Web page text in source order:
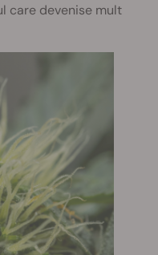
care devenise mult